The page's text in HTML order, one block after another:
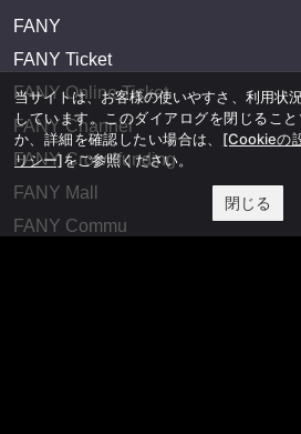
FANY
FANY Ticket
FANY Online Ticket
FANY Channel
FANY Crowdfunding
FANY Mall
FANY Commu
当サイトは、お客様の使いやすさ、利用状
しています。このダイアログを閉じるこ
か、詳細を確認したい場合は、 [Cookieの
リシー]をご参照ください。
閉じる